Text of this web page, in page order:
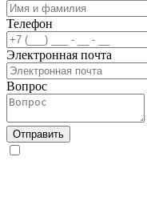
Телефон
Электронная почта
Вопрос
Отправить